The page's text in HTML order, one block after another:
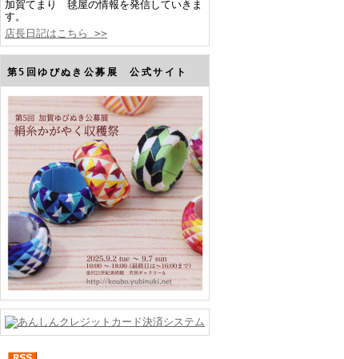
加賀てまり 毬屋の情報を発信していきま
す。
店長日記はこちら >>
第5回ゆびぬき公募展 公式サイト